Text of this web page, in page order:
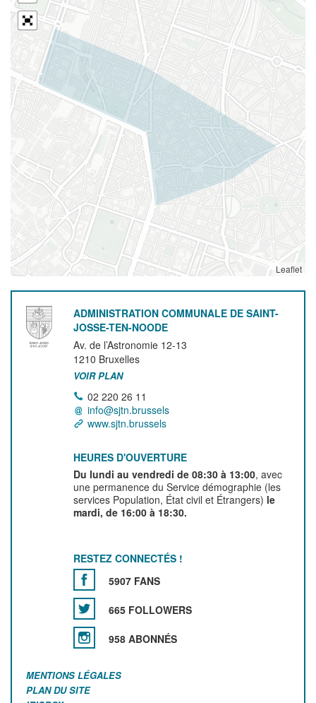
Leaflet
ADMINISTRATION COMMUNALE DE SAINT-
JOSSE-TEN-NOODE
Av. de l’Astronomie 12-13
1210 Bruxelles
VOIR PLAN
02 220 26 11
info@sjtn.brussels
www.sjtn.brussels
HEURES D'OUVERTURE
Du lundi au vendredi de 08:30 à 13:00, avec
une permanence du Service démographie (les
services Population, État civil et Étrangers) le
mardi, de 16:00 à 18:30.
RESTEZ CONNECTÉS !
5907 FANS
665 FOLLOWERS
958 ABONNÉS
MENTIONS LÉGALES
PLAN DU SITE